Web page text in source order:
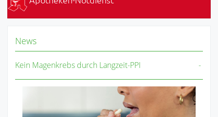
News
Kein Magenkrebs durch Langzeit-PPI